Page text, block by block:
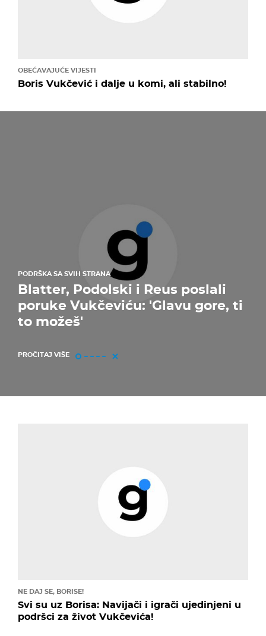
OBEĆAVAJUĆE VIJESTI
Boris Vukčević i dalje u komi, ali stabilno!
PODRŠKA SA SVIH STRANA
Blatter, Podolski i Reus poslali
poruke Vukčeviću: 'Glavu gore, ti
to možeš'
PROČITAJ VIŠE
NE DAJ SE, BORISE!
Svi su uz Borisa: Navijači i igrači ujedinjeni u
podršci za život Vukčevića!